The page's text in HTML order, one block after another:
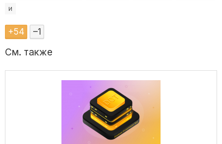
и
+54 –1
См. также